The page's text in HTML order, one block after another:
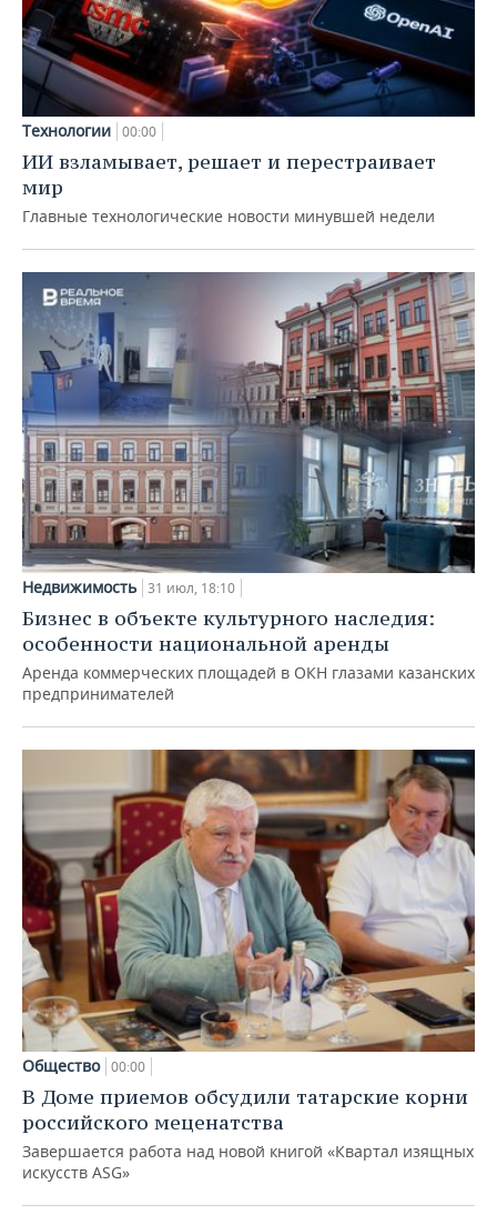
Технологии 00:00
ИИ взламывает, решает и перестраивает
мир
Главные технологические новости минувшей недели
Недвижимость 31 июл, 18:10
Бизнес в объекте культурного наследия:
особенности национальной аренды
Аренда коммерческих площадей в ОКН глазами казанских
предпринимателей
Общество 00:00
В Доме приемов обсудили татарские корни
российского меценатства
Завершается работа над новой книгой «Квартал изящных
искусств ASG»